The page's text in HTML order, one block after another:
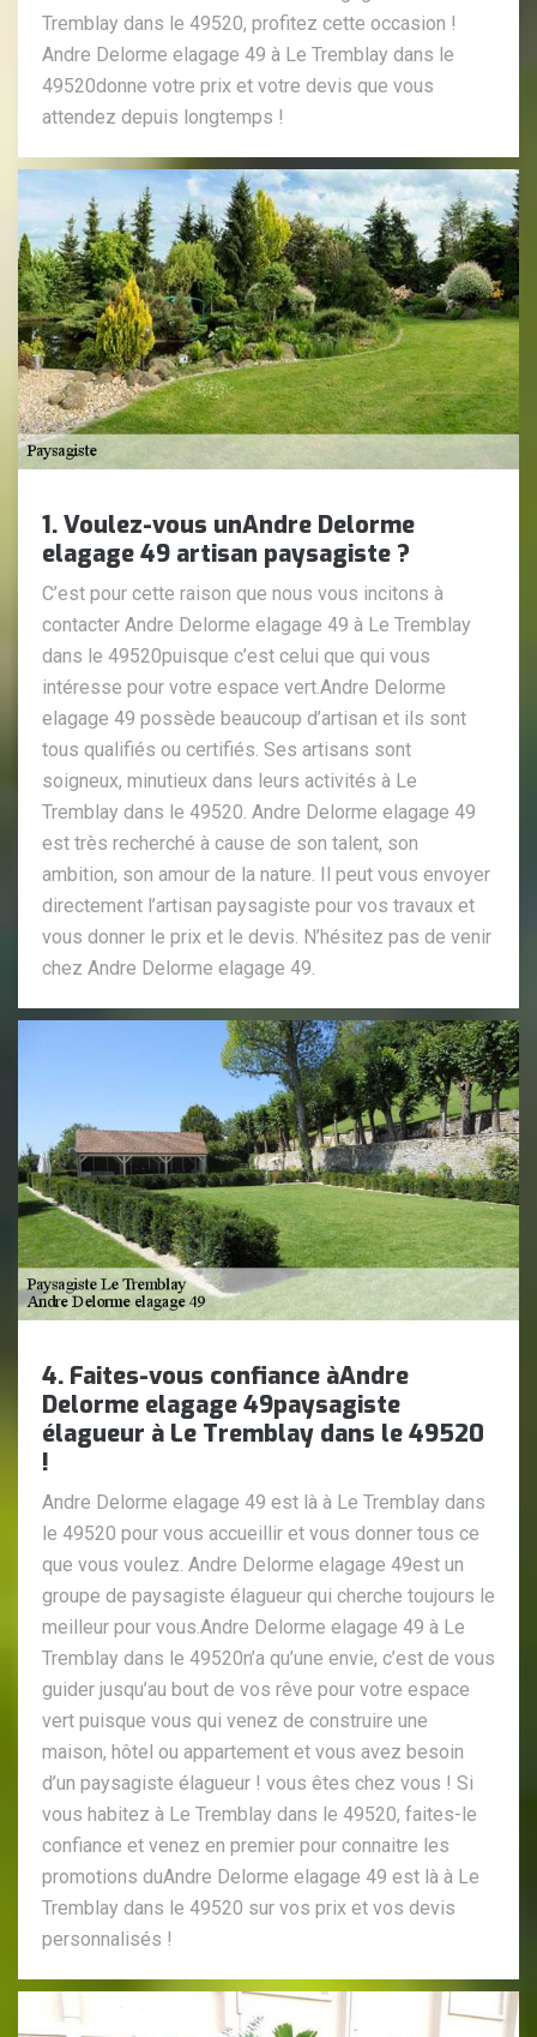
Tremblay dans le 49520, profitez cette occasion !
Andre Delorme elagage 49 à Le Tremblay dans le
49520donne votre prix et votre devis que vous
attendez depuis longtemps !
1. Voulez-vous unAndre Delorme
elagage 49 artisan paysagiste ?
C’est pour cette raison que nous vous incitons à
contacter Andre Delorme elagage 49 à Le Tremblay
dans le 49520puisque c’est celui que qui vous
intéresse pour votre espace vert.Andre Delorme
elagage 49 possède beaucoup d’artisan et ils sont
tous qualifiés ou certifiés. Ses artisans sont
soigneux, minutieux dans leurs activités à Le
Tremblay dans le 49520. Andre Delorme elagage 49
est très recherché à cause de son talent, son
ambition, son amour de la nature. Il peut vous envoyer
directement l’artisan paysagiste pour vos travaux et
vous donner le prix et le devis. N’hésitez pas de venir
chez Andre Delorme elagage 49.
4. Faites-vous confiance àAndre
Delorme elagage 49paysagiste
élagueur à Le Tremblay dans le 49520
!
Andre Delorme elagage 49 est là à Le Tremblay dans
le 49520 pour vous accueillir et vous donner tous ce
que vous voulez. Andre Delorme elagage 49est un
groupe de paysagiste élagueur qui cherche toujours le
meilleur pour vous.Andre Delorme elagage 49 à Le
Tremblay dans le 49520n’a qu’une envie, c’est de vous
guider jusqu’au bout de vos rêve pour votre espace
vert puisque vous qui venez de construire une
maison, hôtel ou appartement et vous avez besoin
d’un paysagiste élagueur ! vous êtes chez vous ! Si
vous habitez à Le Tremblay dans le 49520, faites-le
confiance et venez en premier pour connaitre les
promotions duAndre Delorme elagage 49 est là à Le
Tremblay dans le 49520 sur vos prix et vos devis
personnalisés !